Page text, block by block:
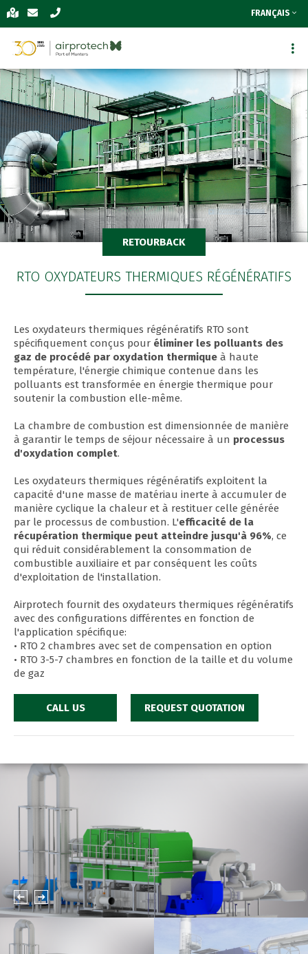
FRANÇAIS
RETOURBACK
RTO OXYDATEURS THERMIQUES RÉGÉNÉRATIFS
Les oxydateurs thermiques régénératifs RTO sont
spécifiquement conçus pour éliminer les polluants des
gaz de procédé par oxydation thermique à haute
température, l'énergie chimique contenue dans les
polluants est transformée en énergie thermique pour
soutenir la combustion elle-même.
La chambre de combustion est dimensionnée de manière
à garantir le temps de séjour nécessaire à un processus
d'oxydation complet.
Les oxydateurs thermiques régénératifs exploitent la
capacité d'une masse de matériau inerte à accumuler de
manière cyclique la chaleur et à restituer celle générée
par le processus de combustion. L'efficacité de la
récupération thermique peut atteindre jusqu'à 96%, ce
qui réduit considérablement la consommation de
combustible auxiliaire et par conséquent les coûts
d'exploitation de l'installation.
Airprotech fournit des oxydateurs thermiques régénératifs
avec des configurations différentes en fonction de
l'application spécifique:
• RTO 2 chambres avec set de compensation en option
• RTO 3-5-7 chambres en fonction de la taille et du volume
de gaz
CALL US REQUEST QUOTATION